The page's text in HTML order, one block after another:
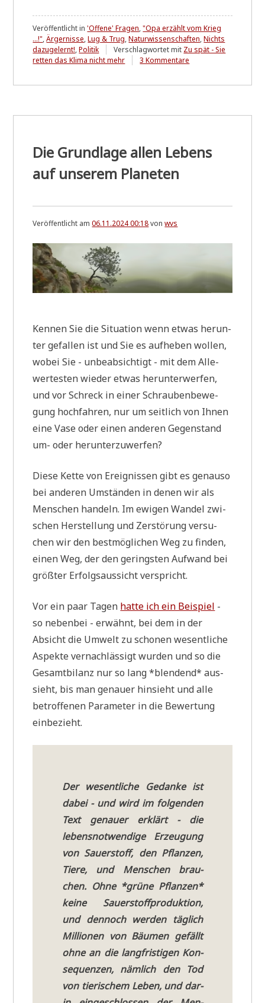
Veröffentlicht in'Offene' Fragen,"Opa erzählt vom Krieg
...!",Ärgernisse,Lug & Trug,Naturwissenschaften,Nichts
dazugelernt!,Politik Verschlagwortet mit Zu spät - Sie
retten das Klima nicht mehr
3 Kommentare
12
Meine
Die Grundlage allen Lebens
auf unserem Planeten
Veröffentlicht am06.11.2024 00:18vonwvs
Ken­nen Sie die Situa­ti­on wenn etwas her­un­
ter gefal­len ist und Sie es auf­he­ben wol­len,
wobei Sie - unbe­ab­sich­tigt - mit dem Alle­
wer­te­sten wie­der etwas her­un­ter­wer­fen,
und vor Schreck in einer Schrau­ben­be­we­
gung hoch­fah­ren, nur um seit­lich von Ihnen
eine Vase oder einen ande­ren Gegen­stand
um- oder herunterzuwerfen?
Die­se Ket­te von Ereig­nis­sen gibt es genau­so
bei ande­ren Umstän­den in denen wir als
Men­schen han­deln. Im ewi­gen Wan­del zwi­
schen Her­stel­lung und Zer­stö­rung ver­su­
chen wir den best­mög­li­chen Weg zu fin­den,
einen Weg, der den gering­sten Auf­wand bei
größ­ter Erfolgs­aus­sicht verspricht.
Vor ein paar Tagen hat­te ich ein Bei­spiel -
so neben­bei - erwähnt, bei dem in der
Absicht die Umwelt zu scho­nen wesent­li­che
Aspek­te ver­nach­läs­sigt wur­den und so die
Gesamt­bi­lanz nur so lang *blen­dend* aus­
sieht, bis man genau­er hin­sieht und alle
betrof­fe­nen Para­me­ter in die Bewer­tung
einbezieht.
Der wesent­li­che Gedan­ke ist
dabei - und wird im fol­gen­den
Text genau­er erklärt - die
lebens­not­wen­di­ge Erzeu­gung
von Sau­er­stoff, den Pflan­zen,
Tie­re, und Men­schen brau­
chen. Ohne *grü­ne Pflan­zen*
kei­ne Sau­er­stoff­pro­duk­ti­on,
und den­noch wer­den täg­lich
Mil­lio­nen von Bäu­men gefällt
ohne an die lang­fri­sti­gen Kon­
se­quen­zen, näm­lich den Tod
von tie­ri­schem Leben, und dar­